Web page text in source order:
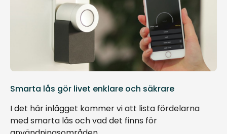
Smarta lås gör livet enklare och säkrare
I det här inlägget kommer vi att lista fördelarna
med smarta lås och vad det finns för